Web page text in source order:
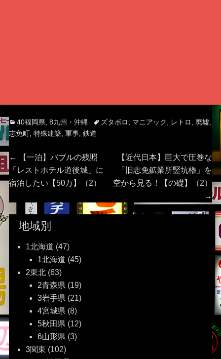
Categories
40福岡県 8九州・沖縄 Tagsズタボロ マニアック レトロ 廃墟
志免町, 特殊建築, 軍事, 鉄道
投
稿
ナ
ビ
ゲ
ー
ョ
ン
←
Previous
post:
【一泊】バブルの残照
「レストホテル道後城」に
宿泊したい【50万】（2）
Next
post:
【近代日本】巨大で圧巻な
「旧志免鉱業所竪坑櫓」を
空から見る！【の礎】（2）
→
地域別
1北海道 (47)
1北海道 (45)
2東北(63)
2青森県 (19)
3岩手県 (21)
4宮城県 (8)
5秋田県 (12)
6山形県 (3)
3関東 (102)